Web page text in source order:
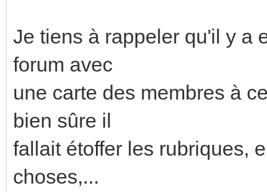
Je tiens à rappeler qu'il y a
forum avec
une carte des membres à
bien sûre il
fallait étoffer les rubriques,
choses,...